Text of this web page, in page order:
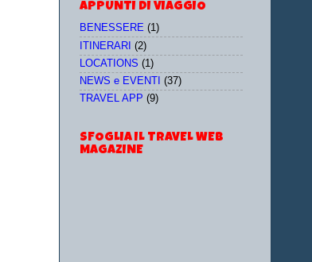
APPUNTI DI VIAGGIO
BENESSERE (1)
ITINERARI (2)
LOCATIONS (1)
NEWS e EVENTI
(37)
TRAVEL APP (9)
SFOGLIA IL TRAVEL WEB
MAGAZINE